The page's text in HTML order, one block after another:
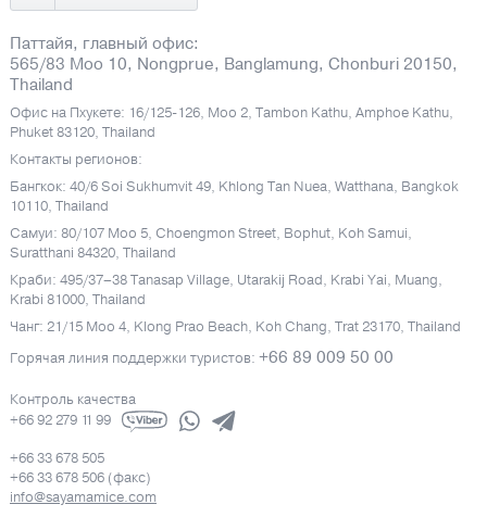
Паттайя, главный офис:
565/83 Moo 10, Nongprue, Banglamung, Chonburi 20150,
Thailand
Офис на Пхукете: 16/125-126, Moo 2, Tambon Kathu, Amphoe Kathu,
Phuket 83120, Thailand
Контакты регионов:
Бангкок: 40/6 Soi Sukhumvit 49, Khlong Tan Nuea, Watthana, Bangkok
10110, Thailand
Самуи: 80/107 Moo 5, Choengmon Street, Bophut, Koh Samui,
Suratthani 84320, Thailand
Краби: 495/37–38 Tanasap Village, Utarakij Road, Krabi Yai, Muang,
Krabi 81000, Thailand
Чанг: 21/15 Moo 4, Klong Prao Beach, Koh Chang, Trat 23170, Thailand
Горячая линия поддержки туристов: +66 89 009 50 00
Контроль качества
+66 92 279 11 99
+66 33 678 505
+66 33 678 506 (факс)
info@sayamamice.com